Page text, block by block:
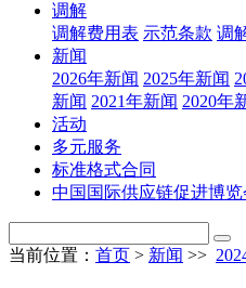
调解
调解费用表 示范条款 调
新闻
2026年新闻 2025年新闻
新闻 2021年新闻 2020年
活动
多元服务
标准格式合同
中国国际供应链促进博览
当前位置： 首页 > 新闻 >>